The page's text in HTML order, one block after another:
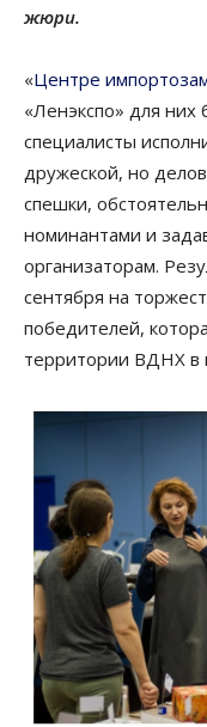
жюри.
«Центре
«Ленэкспо» для них
специалисты
дружеской, но
спешки,
номинантами и
организаторам.
сентября на
победителей,
территории ВДНХ в